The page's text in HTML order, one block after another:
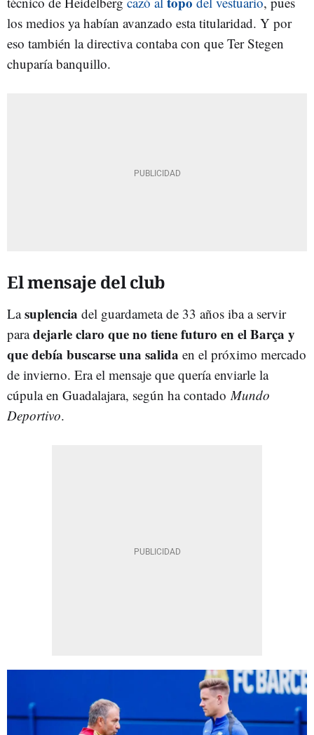
los medios ya habían avanzado esta titularidad. Y por
eso también la directiva contaba con que Ter Stegen
chuparía banquillo.
El mensaje del club
Lasuplencia del guardameta de 33 años iba a servir
paradejarle claro que no tiene futuro en el Barça y
que debía buscarse una salida en el próximo mercado
de invierno. Era el mensaje que quería enviarle la
cúpula en Guadalajara, según ha contado Mundo
Deportivo.